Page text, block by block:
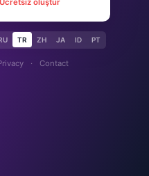
TR ZH JA ID PT
· Contact